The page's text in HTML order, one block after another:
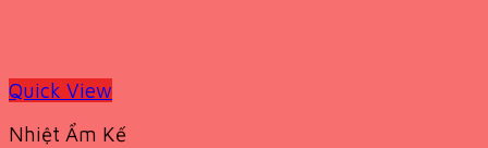
Quick View
Nhiệt Ẩm Kế